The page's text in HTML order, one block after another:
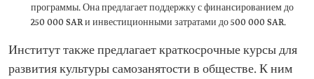
программы. Она предлагает поддержку с финансированием до
250 000 SAR и инвестиционными затратами до 500 000 SAR.
Институт также предлагает краткосрочные курсы для
развития культуры самозанятости в обществе. К ним